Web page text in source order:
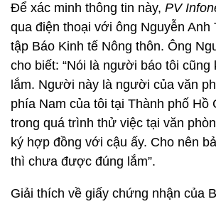
Để xác minh thông tin này, PV
qua điện thoại với ông Nguyễn Anh
tập Báo Kinh tế Nông thôn. Ông
cho biết: “Nói là người báo tôi cũng
lắm. Người này là người của văn
phía Nam của tôi tại Thành phố Hồ
trong quá trình thử việc tại văn
ký hợp đồng với cậu ấy. Cho nên
thì chưa được đúng lắm”.
Giải thích về giấy chứng nhận của